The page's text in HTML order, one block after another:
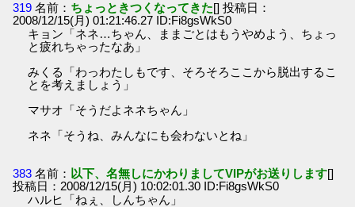
319 名前： ちょっときつくなってきた[] 投稿日：
2008/12/15(月) 01:21:46.27 ID:Fi8gsWkS0
キョン「ネネ…ちゃん、ままごとはもうやめよう、ちょっ
と疲れちゃったなあ」
みくる「わっわたしもです、そろそろここから脱出するこ
とを考えましょう」
マサオ「そうだよネネちゃん」
ネネ「そうね、みんなにも会わないとね」
383 名前： 以下、名無しにかわりましてVIPがお送りします[]
投稿日：2008/12/15(月) 10:02:01.30 ID:Fi8gsWkS0
ハルヒ「ねぇ、しんちゃん」